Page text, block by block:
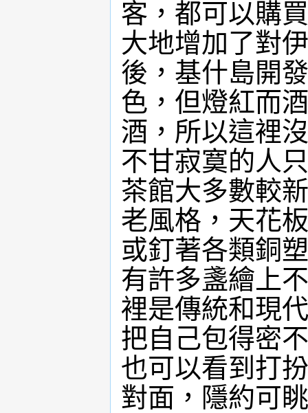
客，都可以購
大地增加了對
後，基什島開
色，但燈紅而
酒，所以這裡
不甘寂寞的人
茶館大多數較
老風格，天花
或釘著各類銅
有許多盞繪上
裡是傳統和現
把自己包得密
也可以看到打
對面，隱約可